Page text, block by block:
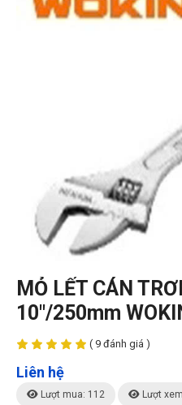
MỎ LẾT CÁN
10"/250mm
( 9 đánh giá )
Liên hệ
Lượt mua: 112 Lượt